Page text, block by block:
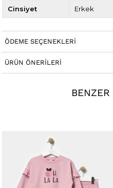
Cinsiyet Erkek
ÖDEME SEÇENEKLERI
ÜRÜN ÖNERILERI